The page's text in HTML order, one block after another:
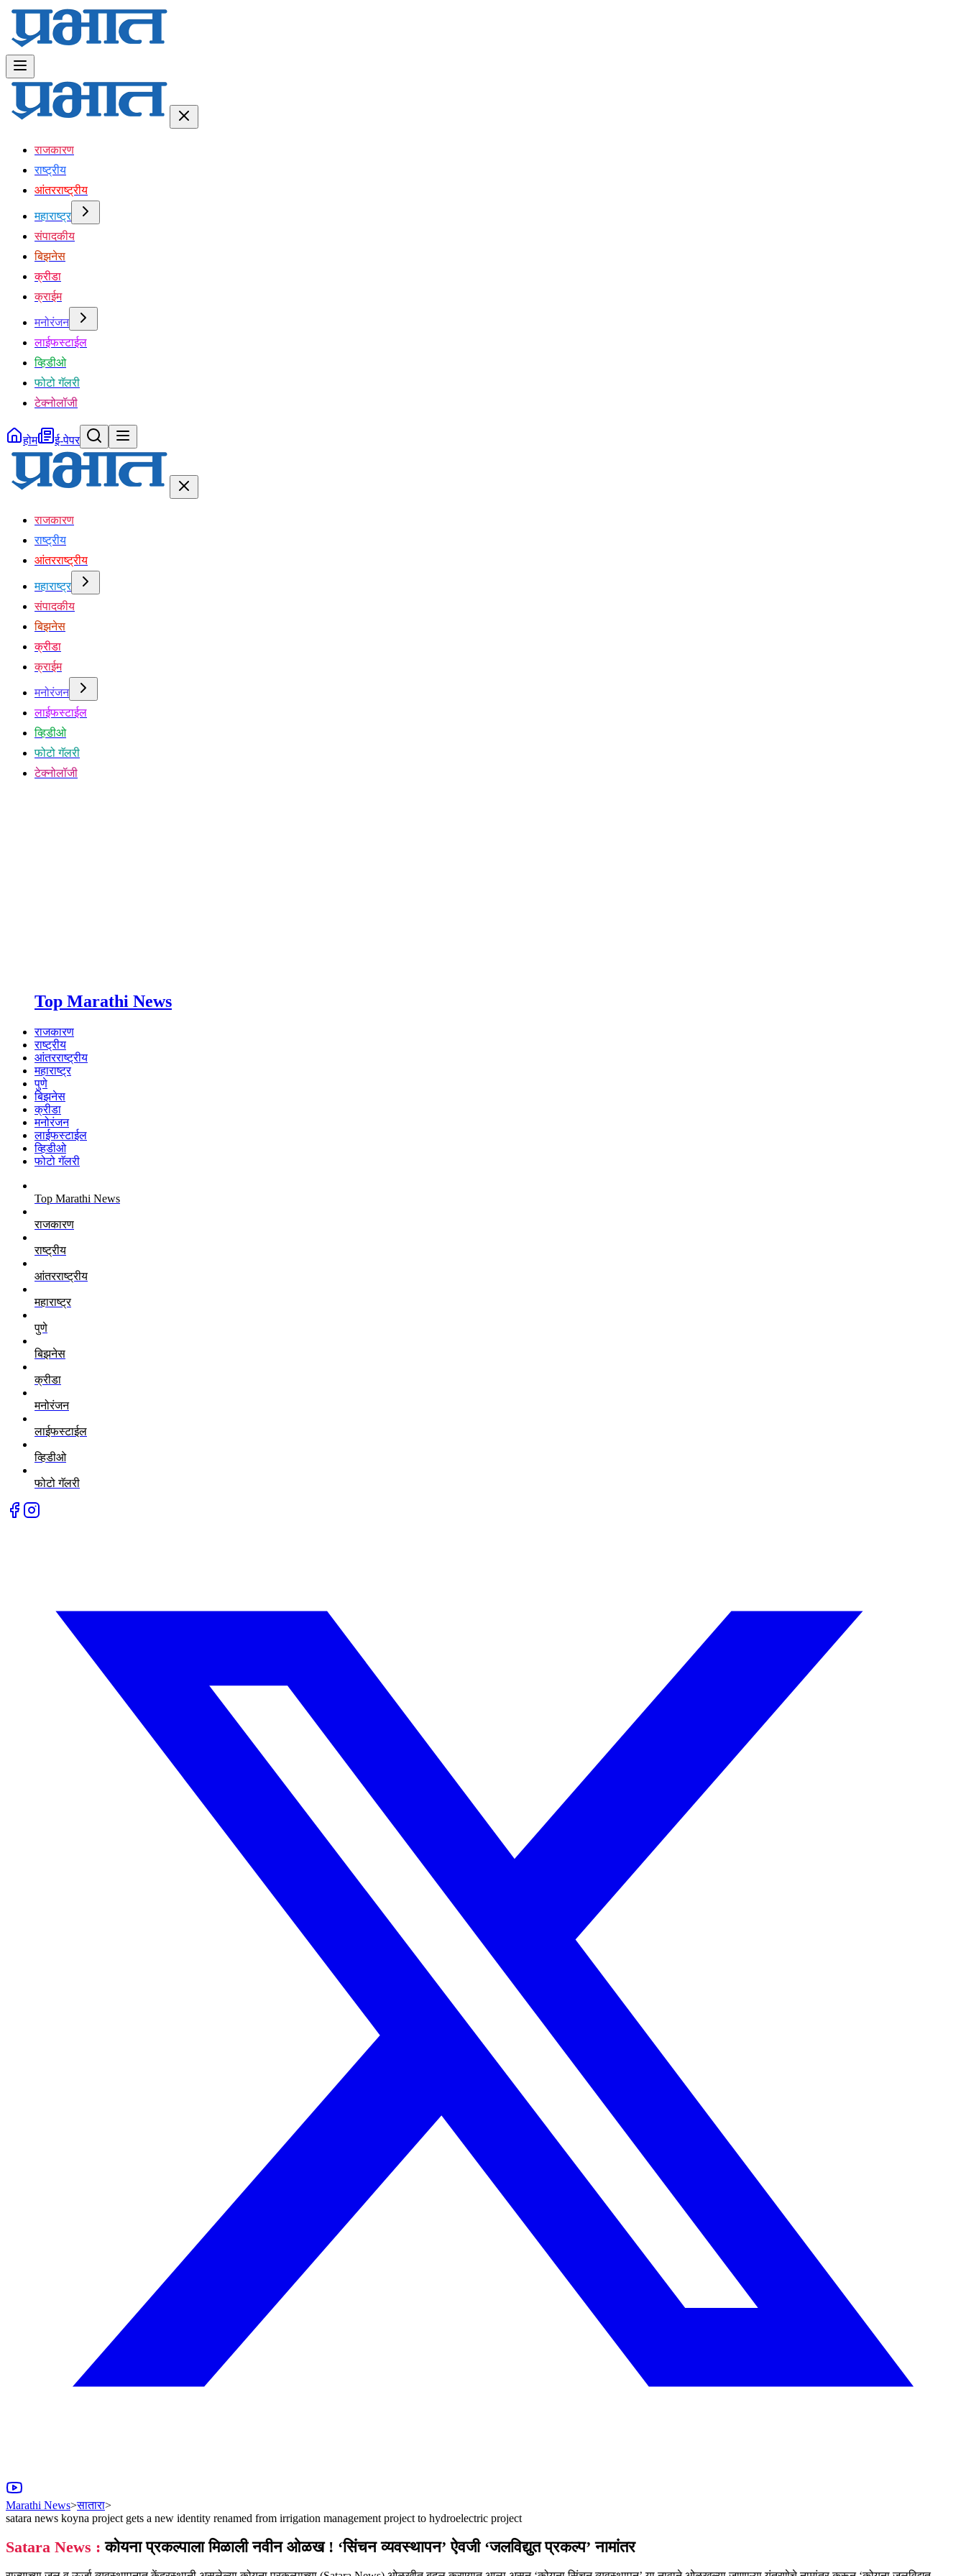
राजकारण
राष्ट्रीय
आंतरराष्ट्रीय
महाराष्ट्र
संपादकीय
बिझनेस
क्रीडा
क्राईम
मनोरंजन
लाईफस्टाईल
व्हिडीओ
फोटो गॅलरी
टेक्नोलॉजी
होम ई-पेपर
राजकारण
राष्ट्रीय
आंतरराष्ट्रीय
महाराष्ट्र
संपादकीय
बिझनेस
क्रीडा
क्राईम
मनोरंजन
लाईफस्टाईल
व्हिडीओ
फोटो गॅलरी
टेक्नोलॉजी
Top Marathi News
राजकारण
राष्ट्रीय
आंतरराष्ट्रीय
महाराष्ट्र
पुणे
बिझनेस
क्रीडा
मनोरंजन
लाईफस्टाईल
व्हिडीओ
फोटो गॅलरी
Top Marathi News
राजकारण
राष्ट्रीय
आंतरराष्ट्रीय
महाराष्ट्र
पुणे
बिझनेस
क्रीडा
मनोरंजन
लाईफस्टाईल
व्हिडीओ
फोटो गॅलरी
Marathi News>सातारा>
satara news koyna project gets a new identity renamed from irrigation management project to hydroelectric project
Satara News : कोयना प्रकल्पाला मिळाली नवीन ओळख ! ‘सिंचन व्यवस्थापन’ ऐवजी ‘जलविद्युत प्रकल्प’ नामांतर